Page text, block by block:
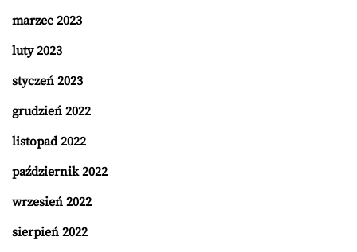
marzec 2023
luty 2023
styczeń 2023
grudzień 2022
listopad 2022
październik 2022
wrzesień 2022
sierpień 2022